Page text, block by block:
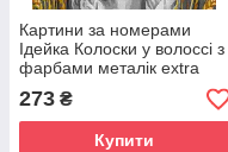
Картини за номерами
Ідейка Колоски у волоссі з
фарбами металік extra
©art_selena_ua
(KHO8558) 40 х 50 см
273 ₴
Купити